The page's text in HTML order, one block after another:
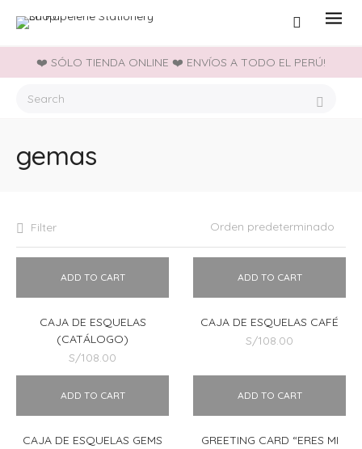
❤️ SÓLO TIENDA ONLINE ❤️ ENVÍOS A TODO EL PERÚ!
gemas
Filter
ADD TO CART
CAJA DE ESQUELAS
(CATÁLOGO)
S/108.00
ADD TO CART
CAJA DE ESQUELAS CAFÉ
S/108.00
ADD TO CART
CAJA DE ESQUELAS GEMS
ADD TO CART
GREETING CARD “ERES MI